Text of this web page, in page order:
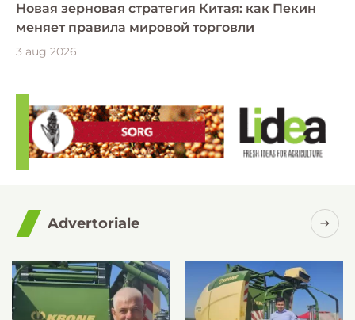
Новая зерновая стратегия Китая: как Пекин
меняет правила мировой торговли
3 aug 2026
Advertoriale